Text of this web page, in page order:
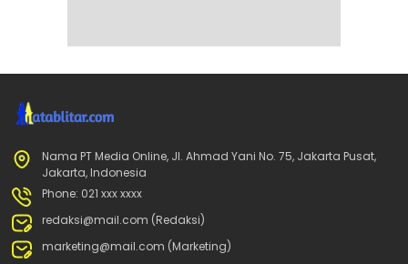
Nama PT Media Online, Jl. Ahmad Yani No. 75, Jakarta Pusat,
Jakarta, Indonesia
Phone: 021 xxx xxxx
redaksi@mail.com (Redaksi)
marketing@mail.com (Marketing)